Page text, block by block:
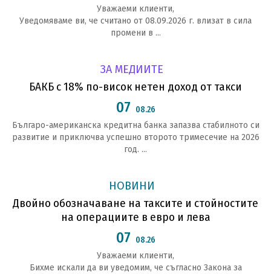
Уважаеми клиенти,
Уведомяваме ви, че считано от 08.09.2026 г. влизат в сила
промени в ...
ЗА МЕДИИТЕ
БАКБ с 18% по-висок нетен доход от такси
07 08.26
Българо-американска кредитна банка запазва стабилното си
развитие и приключва успешно второто тримесечие на 2026
год. ...
НОВИНИ
Двойно обозначаване на таксите и стойностите
на операциите в евро и лева
07 08.26
Уважаеми клиенти,
Бихме искали да ви уведомим, че съгласно Закона за